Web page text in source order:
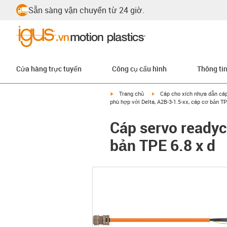
Sẵn sàng vận chuyển từ 24 giờ.
Cửa hàng trực tuyến Công cụ cấu hình Thông
igus-icon-arrow-right
Trang chủ igus-icon-arrow-right
Cáp cho xích nhựa dẫn
phù hợp với Delta, A2B-3-1.5-xx, cáp cơ bản
Cáp servo
bản TPE 6.8 x d